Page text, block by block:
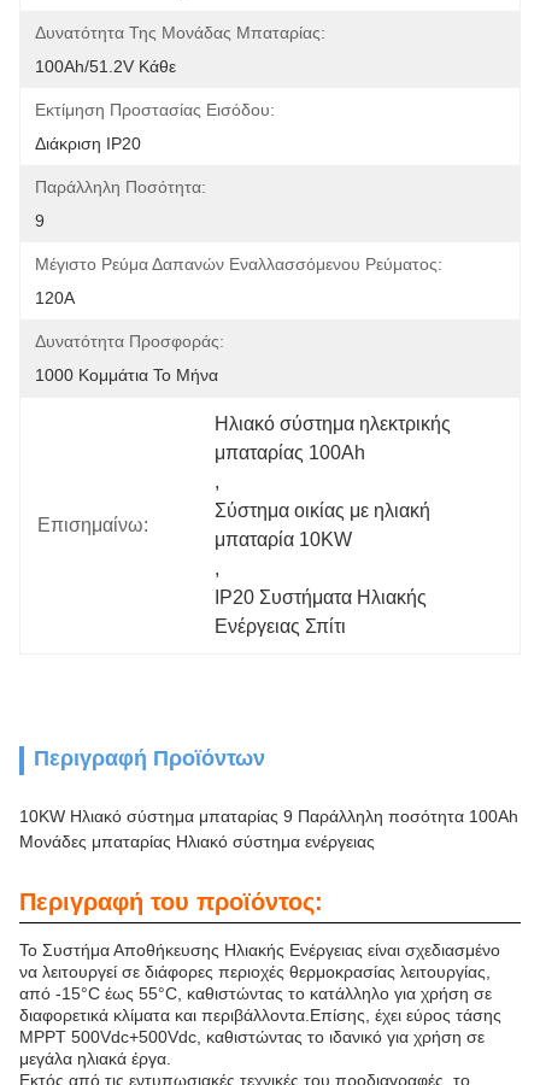
Δυνατότητα Της Μονάδας Μπαταρίας:
100Ah/51.2V Κάθε
Εκτίμηση Προστασίας Εισόδου:
Διάκριση IP20
Παράλληλη Ποσότητα:
9
Μέγιστο Ρεύμα Δαπανών Εναλλασσόμενου Ρεύματος:
120Α
Δυνατότητα Προσφοράς:
1000 Κομμάτια Το Μήνα
Επισημαίνω:
Ηλιακό σύστημα ηλεκτρικής
μπαταρίας 100Ah
,
Σύστημα οικίας με ηλιακή
μπαταρία 10KW
,
IP20 Συστήματα Ηλιακής
Ενέργειας Σπίτι
Περιγραφή Προϊόντων
10KW Ηλιακό σύστημα μπαταρίας 9 Παράλληλη ποσότητα 100Ah
Μονάδες μπαταρίας Ηλιακό σύστημα ενέργειας
Περιγραφή του προϊόντος:
Το Συστήμα Αποθήκευσης Ηλιακής Ενέργειας είναι σχεδιασμένο
να λειτουργεί σε διάφορες περιοχές θερμοκρασίας λειτουργίας,
από -15°C έως 55°C, καθιστώντας το κατάλληλο για χρήση σε
διαφορετικά κλίματα και περιβάλλοντα.Επίσης, έχει εύρος τάσης
MPPT 500Vdc+500Vdc, καθιστώντας το ιδανικό για χρήση σε
μεγάλα ηλιακά έργα.
Εκτός από τις εντυπωσιακές τεχνικές του προδιαγραφές, το